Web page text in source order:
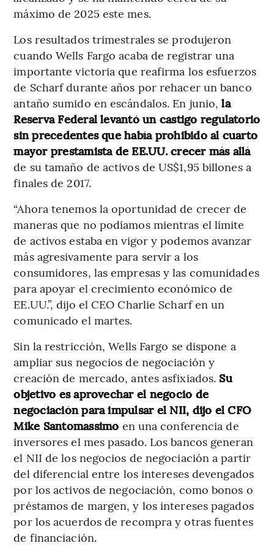
máximo de 2025 este mes.
Los resultados trimestrales se produjeron
cuando Wells Fargo acaba de registrar una
importante victoria que reafirma los esfuerzos
de Scharf durante años por rehacer un banco
antaño sumido en escándalos. En junio,la
Reserva Federal levantó un castigo regulatorio
sin precedentes que había prohibido al cuarto
mayor prestamista de EE.UU. crecer más allá
de su tamaño de activos de US$1,95 billones a
finales de 2017.
“Ahora tenemos la oportunidad de crecer de
maneras que no podíamos mientras el límite
de activos estaba en vigor y podemos avanzar
más agresivamente para servir a los
consumidores, las empresas y las comunidades
para apoyar el crecimiento económico de
EE.UU.”, dijo el CEO Charlie Scharf en un
comunicado el martes.
Sin la restricción, Wells Fargo se dispone a
ampliar sus negocios de negociación y
creación de mercado, antes asfixiados. Su
objetivo es aprovechar el negocio de
negociación para impulsar el NII, dijo el CFO
Mike Santomassimo en una conferencia de
inversores el mes pasado. Los bancos generan
el NII de los negocios de negociación a partir
del diferencial entre los intereses devengados
por los activos de negociación, como bonos o
préstamos de margen, y los intereses pagados
por los acuerdos de recompra y otras fuentes
de financiación.